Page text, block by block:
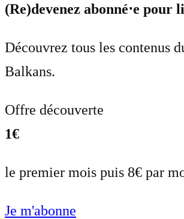
(Re)devenez abonné⋅e pour
Découvrez tous les contenus
Balkans.
Offre découverte
1€
le premier mois puis 8€ par
Je m'abonne